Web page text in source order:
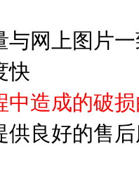
与网上图片
快
中造成的破
供良好的售